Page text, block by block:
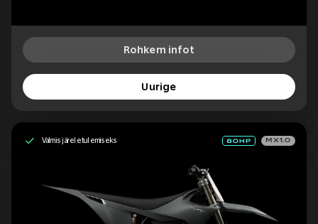
Rohkem infot
Uurige
Valmis järeletulemiseks MX1.0